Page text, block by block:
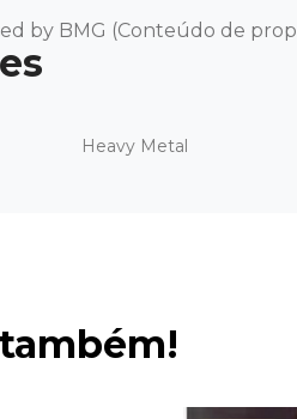
by BMG (Conteúdo de
Heavy Metal